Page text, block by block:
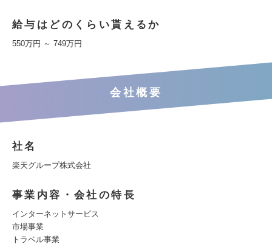
給与はどのくらい貰えるか
550万円 ～ 749万円
会社概要
社名
楽天グループ株式会社
事業内容・会社の特長
インターネットサービス
市場事業
トラベル事業